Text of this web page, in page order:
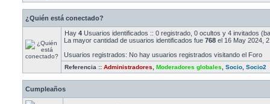
¿Quién está conectado?
Hay 4 Usuarios identificados :: 0 registrado, 0 ocultos y 4 invitados
La mayor cantidad de usuarios identificados fue 768 el 16 May 2024,
Usuarios registrados: No hay usuarios registrados visitando el Foro
Referencia :: Administradores Moderadores globales Socio Socio2
Cumpleaños